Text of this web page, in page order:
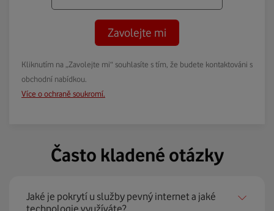
Zavolejte mi
Kliknutím na „Zavolejte mi“ souhlasíte s tím, že budete kontaktováni s
obchodní nabídkou.
Více o ochraně soukromí.
Často kladené otázky
Jaké je pokrytí u služby pevný internet a jaké
technologie využíváte?